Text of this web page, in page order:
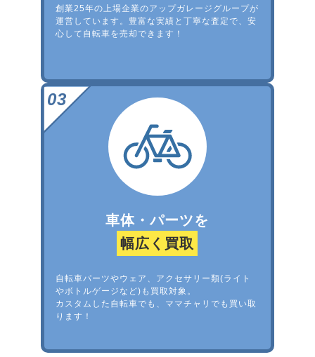
創業25年の上場企業のアップガレージグループが
運営しています。豊富な実績と丁寧な査定で、安
心して自転車を売却できます！
車体・パーツを
幅広く買取
自転車パーツやウェア、アクセサリー類(ライト
やボトルゲージなど)も買取対象。
カスタムした自転車でも、ママチャリでも買い取
ります！